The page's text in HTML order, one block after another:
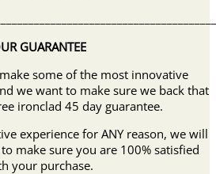
GUARANTEE
some of the most innovative
we want to make sure we back that
ironclad 45 day guarantee.
experience for ANY reason, we will
to make sure you are 100% satisfied
your purchase.